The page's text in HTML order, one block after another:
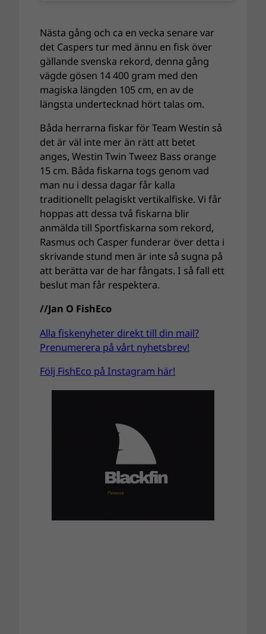
Nästa gång och ca en vecka senare var
det Caspers tur med ännu en fisk över
gällande svenska rekord, denna gång
vägde gösen 14 400 gram med den
magiska längden 105 cm, en av de
längsta undertecknad hört talas om.
Båda herrarna fiskar för Team Westin så
det är väl inte mer än rätt att betet
anges, Westin Twin Tweez Bass orange
15 cm. Båda fiskarna togs genom vad
man nu i dessa dagar får kalla
traditionellt pelagiskt vertikalfiske. Vi får
hoppas att dessa två fiskarna blir
anmälda till Sportfiskarna som rekord,
Rasmus och Casper funderar över detta i
skrivande stund men är inte så sugna på
att berätta var de har fångats. I så fall ett
beslut man får respektera.
//Jan O FishEco
Alla fiskenyheter direkt till din mail?
Prenumerera på vårt nyhetsbrev!
Följ FishEco på Instagram här!